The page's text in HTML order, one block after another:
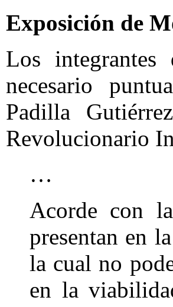
Exposición de
Los integrantes
necesario
Padilla
Revolucionario
…
Acorde con
presentan en
la cual no
en la